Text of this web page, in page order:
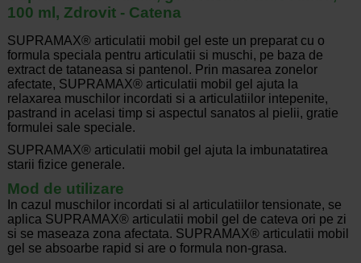
100 ml, Zdrovit - Catena
SUPRAMAX® articulatii mobil gel este un preparat cu o
formula speciala pentru articulatii si muschi, pe baza de
extract de tataneasa si pantenol. Prin masarea zonelor
afectate, SUPRAMAX® articulatii mobil gel ajuta la
relaxarea muschilor incordati si a articulatiilor intepenite,
pastrand in acelasi timp si aspectul sanatos al pielii, gratie
formulei sale speciale.
SUPRAMAX® articulatii mobil gel ajuta la imbunatatirea
starii fizice generale.
Mod de utilizare
In cazul muschilor incordati si al articulatiilor tensionate, se
aplica SUPRAMAX® articulatii mobil gel de cateva ori pe zi
si se maseaza zona afectata. SUPRAMAX® articulatii mobil
gel se absoarbe rapid si are o formula non-grasa.